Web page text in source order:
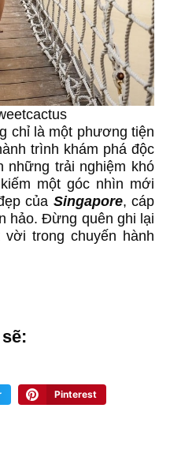
chỉ là một phương tiện
trình khám phá độc
những trải nghiệm khó
một góc nhìn mới
của Singapore, cáp
hảo. Đừng quên ghi lại
trong chuyến hành
Pinterest